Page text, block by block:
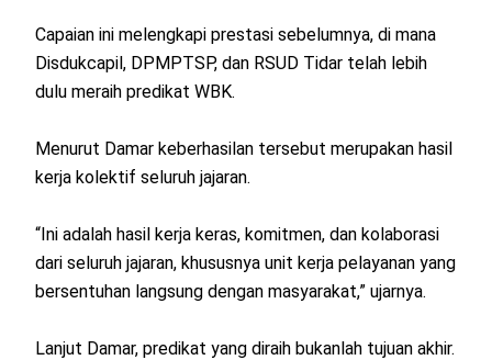
Capaian ini melengkapi prestasi sebelumnya, di mana
Disdukcapil, DPMPTSP, dan RSUD Tidar telah lebih
dulu meraih predikat WBK.
Menurut Damar keberhasilan tersebut merupakan hasil
kerja kolektif seluruh jajaran.
“Ini adalah hasil kerja keras, komitmen, dan kolaborasi
dari seluruh jajaran, khususnya unit kerja pelayanan yang
bersentuhan langsung dengan masyarakat,” ujarnya.
Lanjut Damar, predikat yang diraih bukanlah tujuan akhir.